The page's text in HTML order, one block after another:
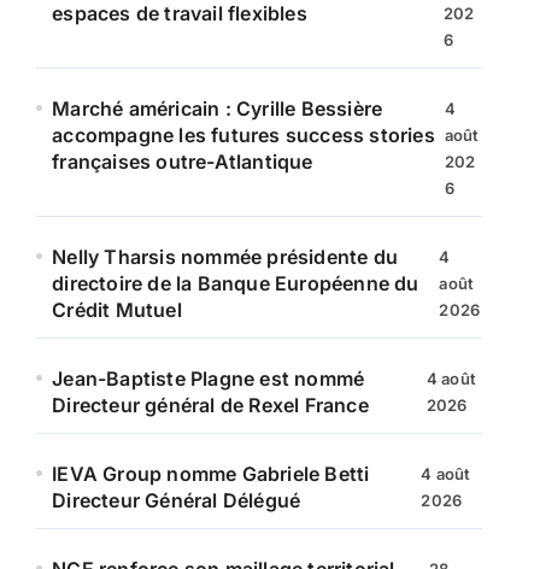
espaces de travail flexibles
202
6
Marché américain : Cyrille Bessière
accompagne les futures success stories
françaises outre-Atlantique
4
août
202
6
Nelly Tharsis nommée présidente du
directoire de la Banque Européenne du
Crédit Mutuel
4
août
2026
Jean-Baptiste Plagne est nommé
Directeur général de Rexel France
4 août
2026
IEVA Group nomme Gabriele Betti
Directeur Général Délégué
4 août
2026